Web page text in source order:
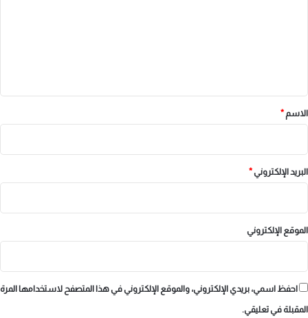
*
الاسم *
البريد الإلكتروني*
الموقع الإلكتروني
احفظ اسمي، بريدي الإلكتروني، والموقع الإلكتروني في هذا المتصفح لاستخدامها المرة
المقبلة في تعليقي.